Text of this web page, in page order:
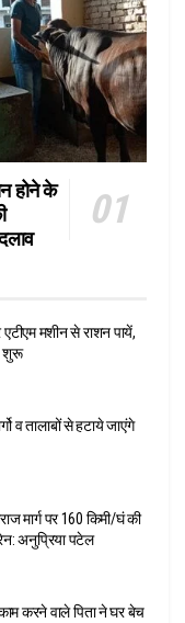
होने के
मशीन से राशन पायें,
शुरू
व तालाबों से हटाये जाएंगे
मार्ग पर 160 किमी/घं की
अनुप्रिया पटेल
करने वाले पिता ने घर बेच